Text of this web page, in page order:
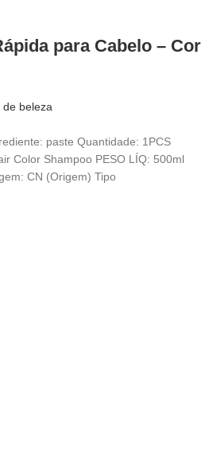
para Cabelo – Cor
de beleza
paste Quantidade: 1PCS
Color Shampoo PESO LÍQ: 500ml
CN (Origem) Tipo